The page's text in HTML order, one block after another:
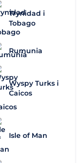
Trynidad i
Tobago
Rumunia
Wyspy Turks i
Caicos
Isle of Man